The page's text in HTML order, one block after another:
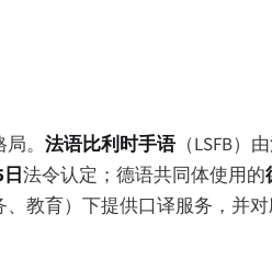
。 法语比利时手语（LSFB）
法令认定；德语共同体使用的
教育）下提供口译服务，并对